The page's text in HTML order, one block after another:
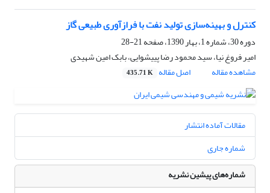
کنترل و بهینه‌سازی تولید نفت با فرازآوری طبیعی گاز
دوره 30، شماره 1، بهار 1390، صفحه
21-28
امیر فروغ نیا، سید محمود رضا پییشوایی، بابک امین شهیدی
مشاهده مقاله
اصل مقاله 435.71 K
مقالات آماده انتشار
شماره جاری
شماره‌های پیشین نشریه